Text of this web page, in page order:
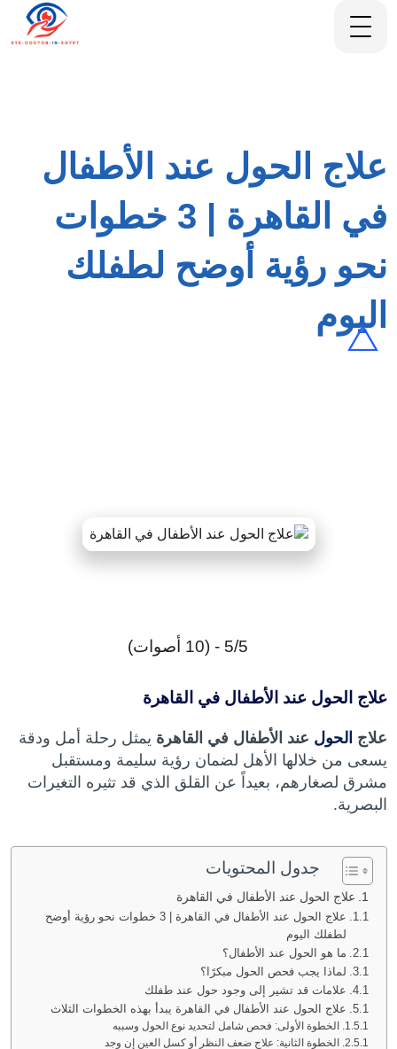
علاج الحول عند الأطفال
في القاهرة | 3 خطوات
نحو رؤية أوضح لطفلك
اليوم
5/5 - (10 أصوات)
علاج الحول عند الأطفال في القاهرة
علاج الحول عند الأطفال في القاهرة يمثل رحلة أمل ودقة
يسعى من خلالها الأهل لضمان رؤية سليمة ومستقبل
مشرق لصغارهم، بعيداً عن القلق الذي قد تثيره التغيرات
البصرية.
جدول المحتويات
علاج الحول عند الأطفال في القاهرة
علاج الحول عند الأطفال في القاهرة | 3 خطوات نحو رؤية أوضح
لطفلك اليوم
ما هو الحول عند الأطفال؟
لماذا يجب فحص الحول مبكرًا؟
علامات قد تشير إلى وجود حول عند طفلك
علاج الحول عند الأطفال في القاهرة يبدأ بهذه الخطوات الثلاث
الخطوة الأولى: فحص شامل لتحديد نوع الحول وسببه
الخطوة الثانية: علاج ضعف النظر أو كسل العين إن وجد